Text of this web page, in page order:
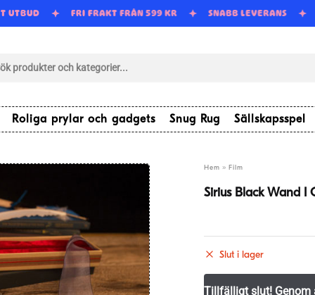
UTBUD FRI FRAKT FRÅN 599 KR SNABB LEVERANS
Roliga prylar och gadgets Snug Rug Sällskapsspel
Hem »Film
Sirius Black Wand I
Slut i lager